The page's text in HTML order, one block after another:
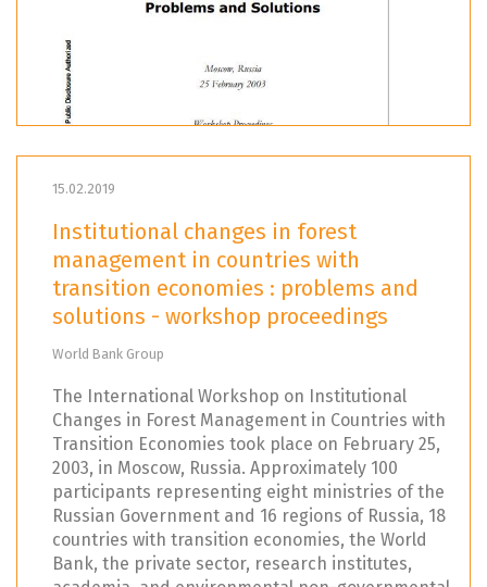
15.02.2019
Institutional changes in forest
management in countries with
transition economies : problems and
solutions - workshop proceedings
World Bank Group
The International Workshop on Institutional
Changes in Forest Management in Countries with
Transition Economies took place on February 25,
2003, in Moscow, Russia. Approximately 100
participants representing eight ministries of the
Russian Government and 16 regions of Russia, 18
countries with transition economies, the World
Bank, the private sector, research institutes,